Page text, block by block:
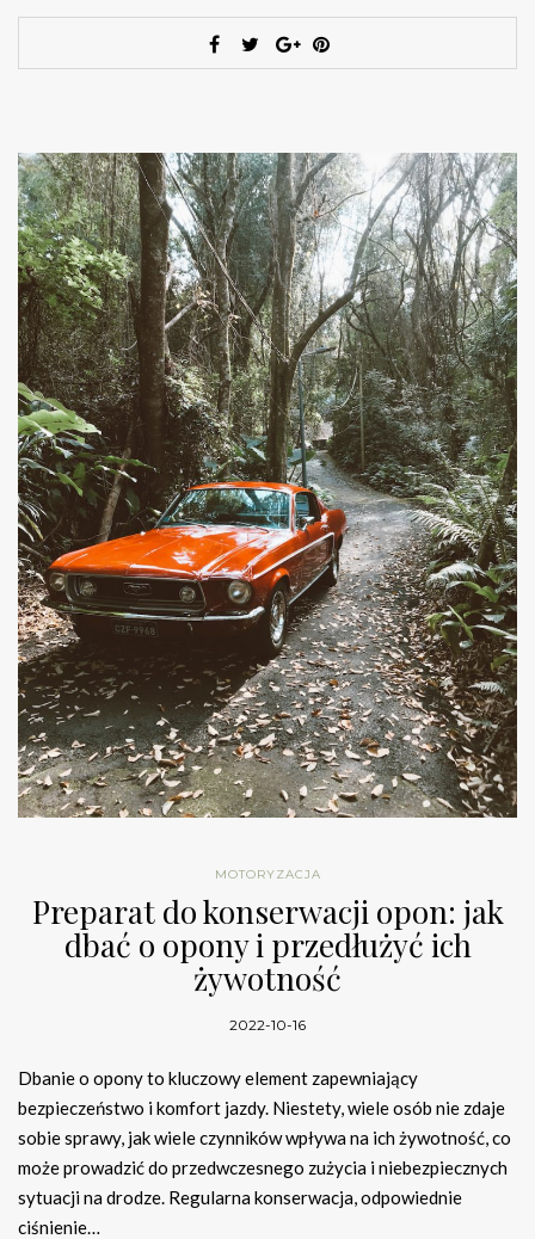
MOTORYZACJA
Preparat do konserwacji opon: jak
dbać o opony i przedłużyć ich
żywotność
2022-10-16
Dbanie o opony to kluczowy element zapewniający
bezpieczeństwo i komfort jazdy. Niestety, wiele osób nie zdaje
sobie sprawy, jak wiele czynników wpływa na ich żywotność, co
może prowadzić do przedwczesnego zużycia i niebezpiecznych
sytuacji na drodze. Regularna konserwacja, odpowiednie
ciśnienie…